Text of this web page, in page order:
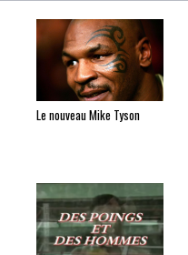
Le nouveau Mike Tyson